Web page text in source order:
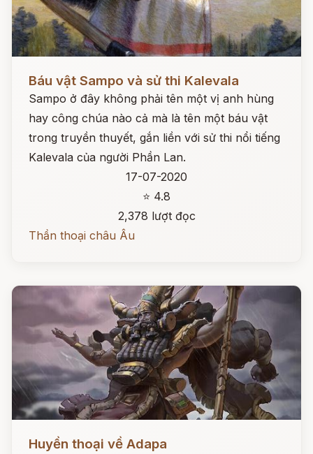
Báu vật Sampo và sử thi Kalevala
Sampo ở đây không phải tên một vị anh hùng
hay công chúa nào cả mà là tên một báu vật
trong truyền thuyết, gắn liền với sử thi nổi tiếng
Kalevala của người Phần Lan.
17-07-2020
⭐ 4.8
2,378 lượt đọc
Thần thoại châu Âu
Đọc ngay
Huyền thoại về Adapa